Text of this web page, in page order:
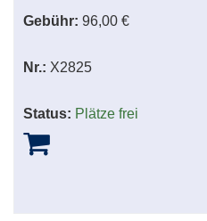
Gebühr: 96,00 €
Nr.: X2825
Status: Plätze frei